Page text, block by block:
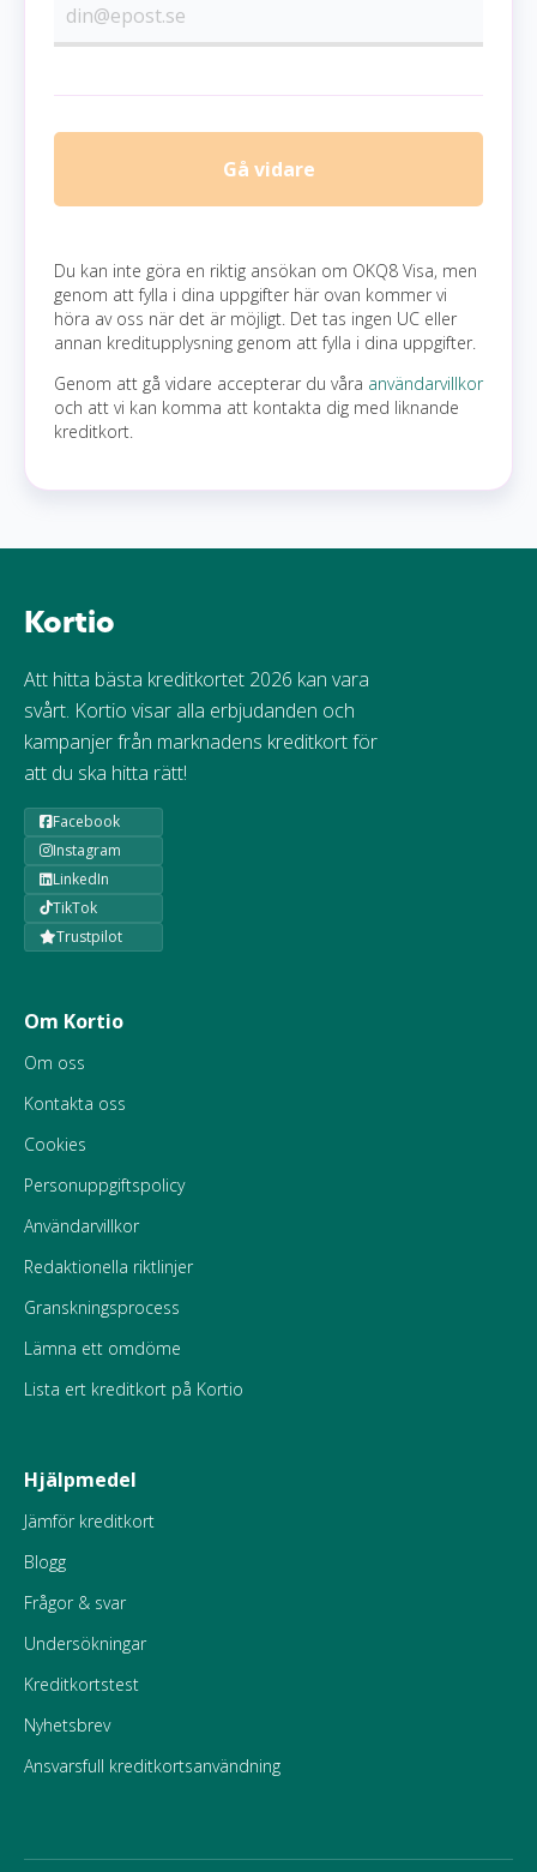
Gå vidare
Du kan inte göra en riktig ansökan om OKQ8 Visa, men
genom att fylla i dina uppgifter här ovan kommer vi
höra av oss när det är möjligt. Det tas ingen UC eller
annan kreditupplysning genom att fylla i dina uppgifter.
Genom att gå vidare accepterar du våra användarvillkor
och att vi kan komma att kontakta dig med liknande
kreditkort.
Kortio
Att hitta bästa kreditkortet 2026 kan vara
svårt. Kortio visar alla erbjudanden och
kampanjer från marknadens kreditkort för
att du ska hitta rätt!
Facebook
Instagram
LinkedIn
TikTok
Trustpilot
Om Kortio
Om oss
Kontakta oss
Cookies
Personuppgiftspolicy
Användarvillkor
Redaktionella riktlinjer
Granskningsprocess
Lämna ett omdöme
Lista ert kreditkort på Kortio
Hjälpmedel
Jämför kreditkort
Blogg
Frågor & svar
Undersökningar
Kreditkortstest
Nyhetsbrev
Ansvarsfull kreditkortsanvändning